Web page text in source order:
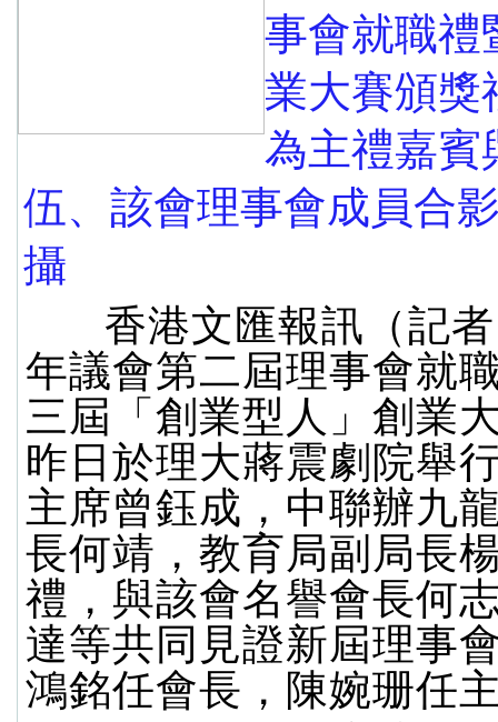
事會就職禮
業大賽頒獎
為主禮嘉賓
伍、該會理事會成員合
攝
香港文匯報訊（記
年議會第二屆理事會就
三屆「創業型人」創業
昨日於理大蔣震劇院舉
主席曾鈺成，中聯辦九
長何靖，教育局副局長
禮，與該會名譽會長何
達等共同見證新屆理事
鴻銘任會長，陳婉珊任